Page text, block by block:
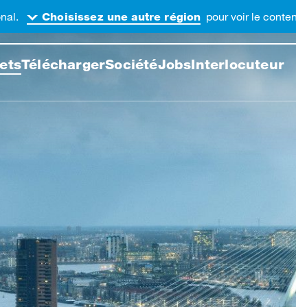
sur ce site web
TéléchargerSociétéJobsInterlocuteur
Choisissez une autre région pour voir le